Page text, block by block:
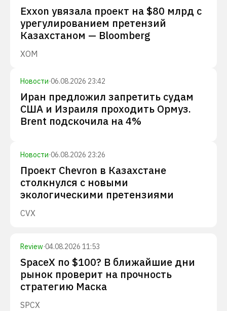
Exxon увязала проект на $80 млрд с
урегулированием претензий
Казахстаном — Bloomberg
XOM
Новости·06.08.2026 23:42
Иран предложил запретить судам
США и Израиля проходить Ормуз.
Brent подскочила на 4%
Новости·06.08.2026 23:26
Проект Chevron в Казахстане
столкнулся с новыми
экологическими претензиями
CVX
Review·04.08.2026 11:53
SpaceX по $100? В ближайшие дни
рынок проверит на прочность
стратегию Маска
SPCX